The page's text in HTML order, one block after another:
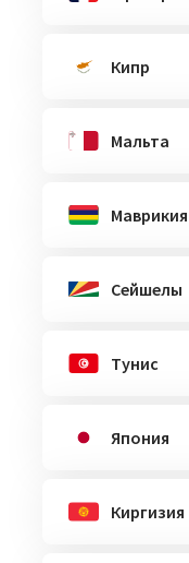
Кипр
Мальта
Маврикия
Сейшелы
Тунис
Япония
Киргизия